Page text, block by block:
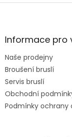
Z
aInformace pro
Naše prodejny
Broušení bruslí
Servis bruslí
Obchodní
Podmínky ochrany